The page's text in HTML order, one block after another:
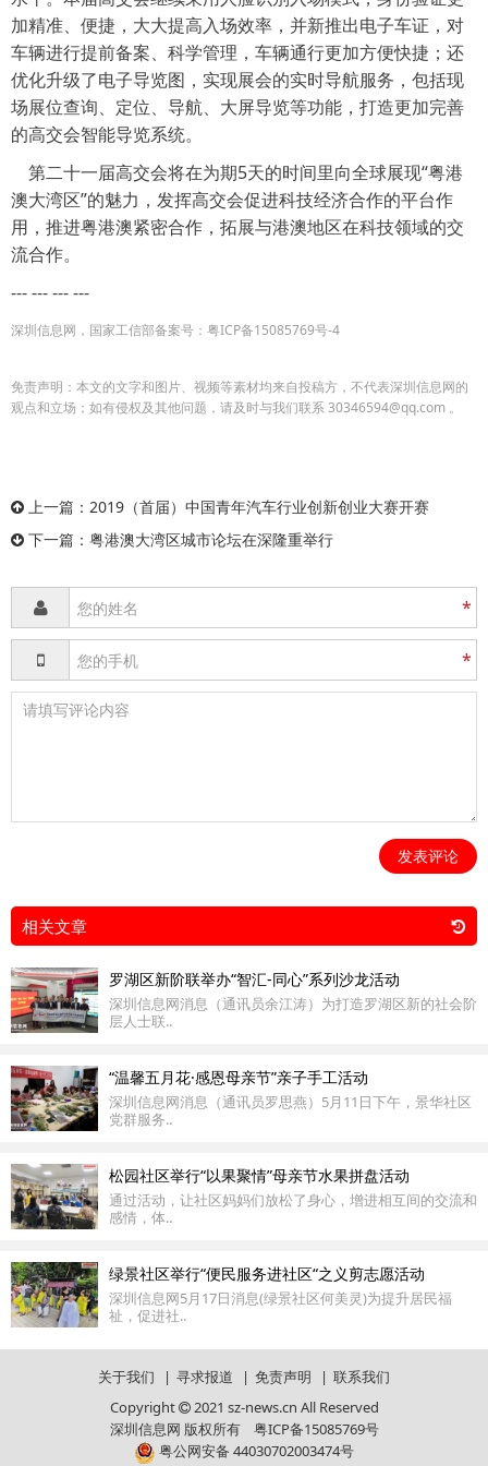
加精准、便捷，大大提高入场效率，并新推出电子车证，对
车辆进行提前备案、科学管理，车辆通行更加方便快捷；还
优化升级了电子导览图，实现展会的实时导航服务，包括现
场展位查询、定位、导航、大屏导览等功能，打造更加完善
的高交会智能导览系统。
第二十一届高交会将在为期5天的时间里向全球展现“粤港
澳大湾区”的魅力，发挥高交会促进科技经济合作的平台作
用，推进粤港澳紧密合作，拓展与港澳地区在科技领域的交
流合作。
--- --- --- ---
深圳信息网，国家工信部备案号： 粤ICP备15085769号-4
免责声明：本文的文字和图片、视频等素材均来自投稿方，不代表深圳信息网的
观点和立场；如有侵权及其他问题，请及时与我们联系 30346594@qq.com 。
上一篇： 2019（首届）中国青年汽车行业创新创业大赛开赛
下一篇： 粤港澳大湾区城市论坛在深隆重举行
*
*
发表评论
相关文章
罗湖区新阶联举办“智汇-同心”系列沙龙活动
深圳信息网消息（通讯员余江涛）为打造罗湖区新的社会阶
层人士联..
“温馨五月花·感恩母亲节”亲子手工活动
深圳信息网消息（通讯员罗思燕）5月11日下午，景华社区
党群服务..
松园社区举行“以果聚情”母亲节水果拼盘活动
通过活动，让社区妈妈们放松了身心，增进相互间的交流和
感情，体..
绿景社区举行“便民服务进社区“之义剪志愿活动
深圳信息网5月17日消息(绿景社区何美灵)为提升居民福
祉，促进社..
关于我们 | 寻求报道 | 免责声明 | 联系我们
Copyright
2021 sz-news.cn All Reserved
深圳信息网 版权所有 粤ICP备15085769号
粤公网安备 44030702003474号